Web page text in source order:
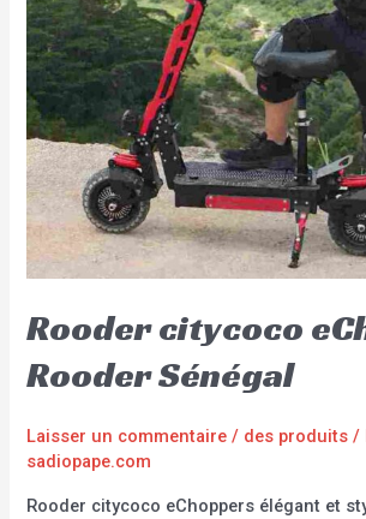
Rooder citycoco
Rooder Sénégal
Laisser un commentaire / des produits /
sadiopape.com
Rooder citycoco eChoppers élégant et